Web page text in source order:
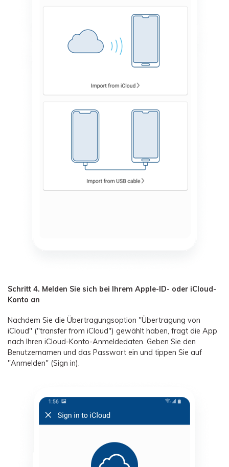
Schritt 4. Melden Sie sich bei Ihrem Apple-ID- oder iCloud-
Konto an
Nachdem Sie die Übertragungsoption "Übertragung von
iCloud" ("transfer from iCloud") gewählt haben, fragt die App
nach Ihren iCloud-Konto-Anmeldedaten. Geben Sie den
Benutzernamen und das Passwort ein und tippen Sie auf
"Anmelden" (Sign in).